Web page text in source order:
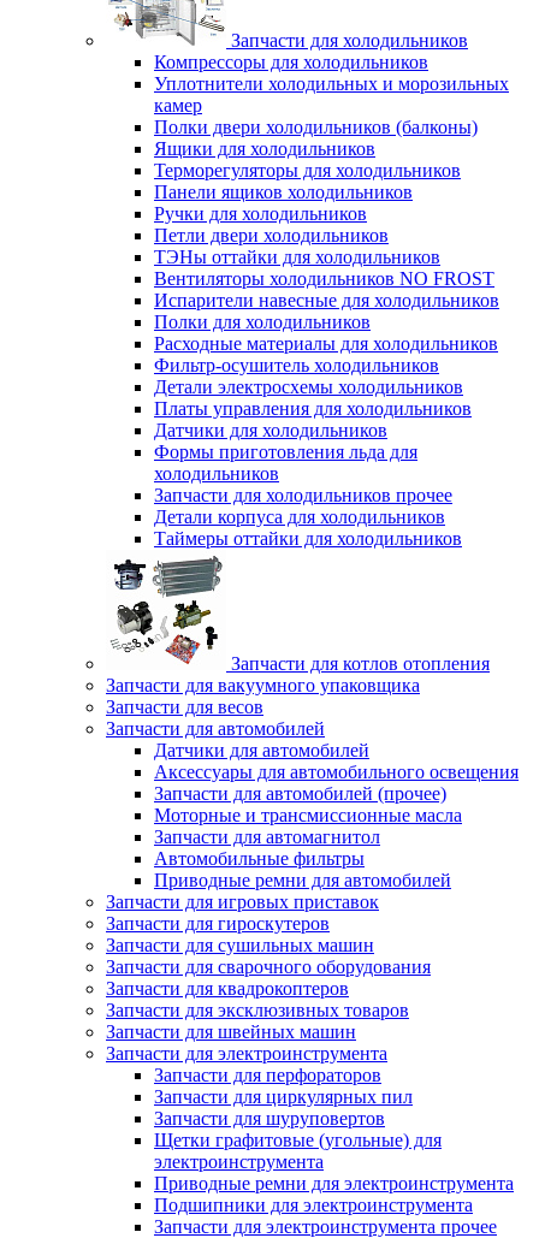
Запчасти для холодильников
Компрессоры для холодильников
Уплотнители холодильных и морозильных
камер
Полки двери холодильников (балконы)
Ящики для холодильников
Терморегуляторы для холодильников
Панели ящиков холодильников
Ручки для холодильников
Петли двери холодильников
ТЭНы оттайки для холодильников
Вентиляторы холодильников NO FROST
Испарители навесные для холодильников
Полки для холодильников
Расходные материалы для холодильников
Фильтр-осушитель холодильников
Детали электросхемы холодильников
Платы управления для холодильников
Датчики для холодильников
Формы приготовления льда для
холодильников
Запчасти для холодильников прочее
Детали корпуса для холодильников
Таймеры оттайки для холодильников
Запчасти для котлов отопления
Запчасти для вакуумного упаковщика
Запчасти для весов
Запчасти для автомобилей
Датчики для автомобилей
Аксессуары для автомобильного освещения
Запчасти для автомобилей (прочее)
Моторные и трансмиссионные масла
Запчасти для автомагнитол
Автомобильные фильтры
Приводные ремни для автомобилей
Запчасти для игровых приставок
Запчасти для гироскутеров
Запчасти для сушильных машин
Запчасти для сварочного оборудования
Запчасти для квадрокоптеров
Запчасти для эксклюзивных товаров
Запчасти для швейных машин
Запчасти для электроинструмента
Запчасти для перфораторов
Запчасти для циркулярных пил
Запчасти для шуруповертов
Щетки графитовые (угольные) для
электроинструмента
Приводные ремни для электроинструмента
Подшипники для электроинструмента
Запчасти для электроинструмента прочее